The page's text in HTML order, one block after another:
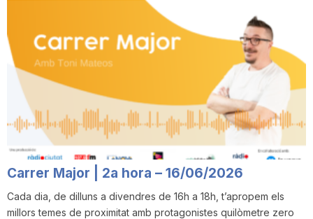
Carrer Major | 2a hora – 16/06/2026
Cada dia, de dilluns a divendres de 16h a 18h, t’apropem els
millors temes de proximitat amb protagonistes quilòmetre zero